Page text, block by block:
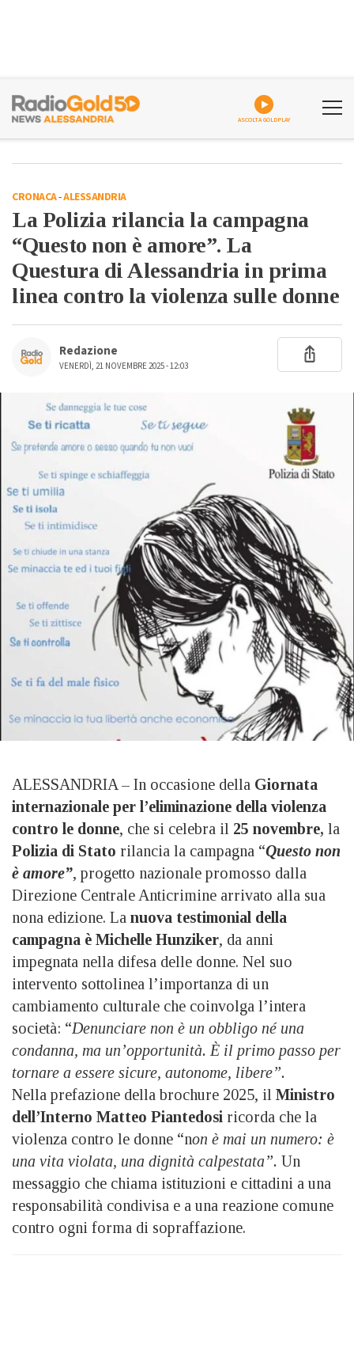
ASCOLTA GOLDPLAY
CRONACA-ALESSANDRIA
La Polizia rilancia la campagna
“Questo non è amore”. La
Questura di Alessandria in prima
linea contro la violenza sulle donne
Redazione
VENERDÌ, 21 NOVEMBRE 2025 - 12:03
ALESSANDRIA – In occasione della Giornata
internazionale per l’eliminazione della violenza
contro le donne, che si celebra il 25 novembre, la
Polizia di Stato rilancia la campagna “Questo non
è amore”, progetto nazionale promosso dalla
Direzione Centrale Anticrimine arrivato alla sua
nona edizione. La nuova testimonial della
campagna è Michelle Hunziker, da anni
impegnata nella difesa delle donne. Nel suo
intervento sottolinea l’importanza di un
cambiamento culturale che coinvolga l’intera
società: “Denunciare non è un obbligo né una
condanna, ma un’opportunità. È il primo passo per
tornare a essere sicure, autonome, libere”.
Nella prefazione della brochure 2025, il Ministro
dell’Interno Matteo Piantedosi ricorda che la
violenza contro le donne “non è mai un numero: è
una vita violata, una dignità calpestata”. Un
messaggio che chiama istituzioni e cittadini a una
responsabilità condivisa e a una reazione comune
contro ogni forma di sopraffazione.